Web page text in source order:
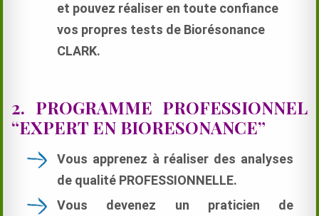
et pouvez réaliser en toute confiance
vos propres tests de Biorésonance
CLARK.
2. PROGRAMME PROFESSIONNEL
“EXPERT EN BIORESONANCE”
Vous apprenez à réaliser des analyses
de qualité PROFESSIONNELLE.
Vous devenez un praticien de